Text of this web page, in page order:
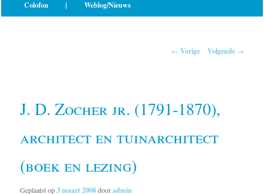
Colofon | Weblog/Nieuws
← Vorige Volgende →
J. D. Zocher jr. (1791-1870),
architect en tuinarchitect
(boek en lezing)
Geplaatst op3 maart 2008dooradmin